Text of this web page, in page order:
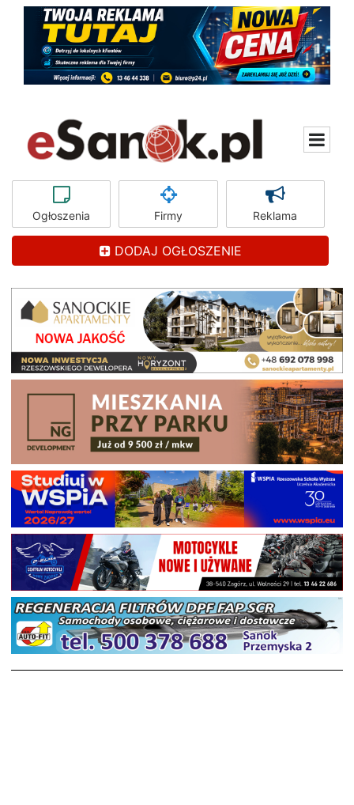
Ogłoszenia Firmy Reklama
DODAJ OGŁOSZENIE